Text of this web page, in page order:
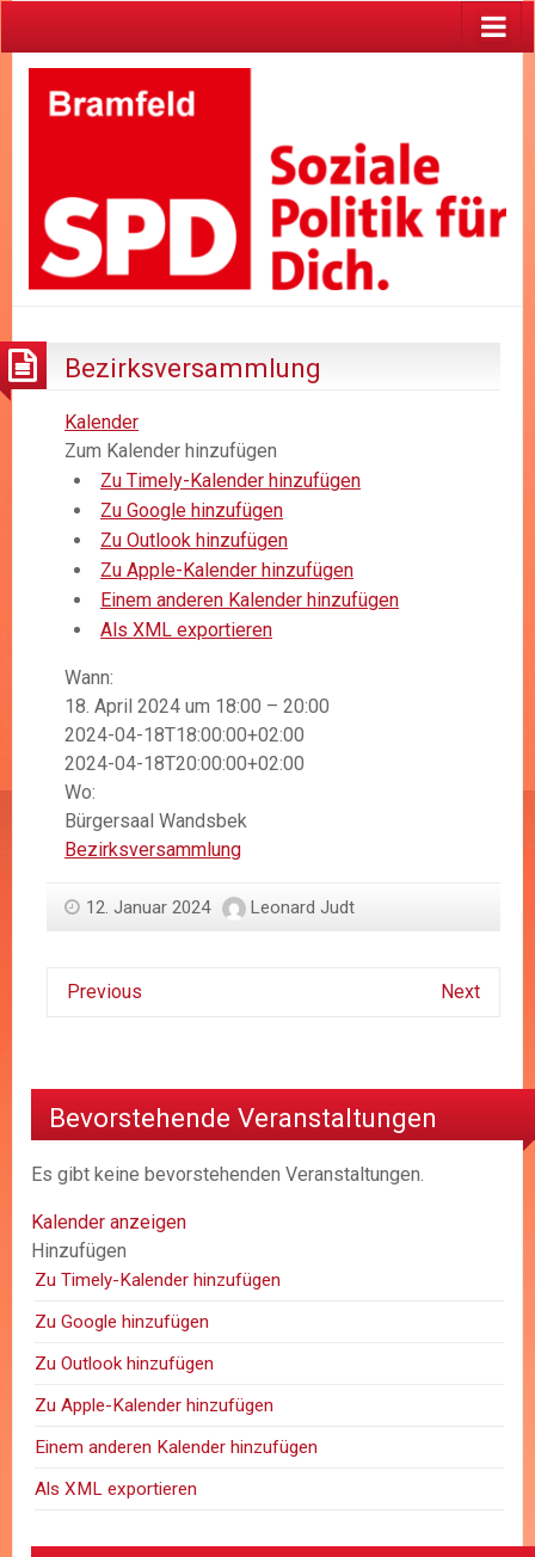
Bezirksversammlung
Kalender
Zum Kalender hinzufügen
Zu Timely-Kalender hinzufügen
Zu Google hinzufügen
Zu Outlook hinzufügen
Zu Apple-Kalender hinzufügen
Einem anderen Kalender hinzufügen
Als XML exportieren
Wann:
18. April 2024 um 18:00 – 20:00
2024-04-18T18:00:00+02:00
2024-04-18T20:00:00+02:00
Wo:
Bürgersaal Wandsbek
Bezirksversammlung
12. Januar 2024 Leonard Judt
Previous Next
Bevorstehende Veranstaltungen
Es gibt keine bevorstehenden Veranstaltungen.
Kalender anzeigen
Hinzufügen
Zu Timely-Kalender hinzufügen
Zu Google hinzufügen
Zu Outlook hinzufügen
Zu Apple-Kalender hinzufügen
Einem anderen Kalender hinzufügen
Als XML exportieren